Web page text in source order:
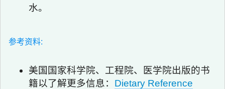
水。
参考资料:
美国国家科学院、工程院、医学院出版的书
籍以了解更多信息： Dietary Reference